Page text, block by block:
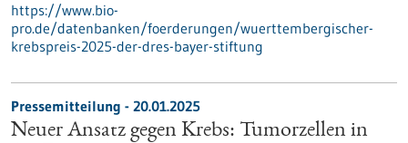
https://www.bio-
pro.de/datenbanken/foerderungen/wuerttembergischer-
krebspreis-2025-der-dres-bayer-stiftung
Pressemitteilung - 20.01.2025
Neuer Ansatz gegen Krebs: Tumorzellen in